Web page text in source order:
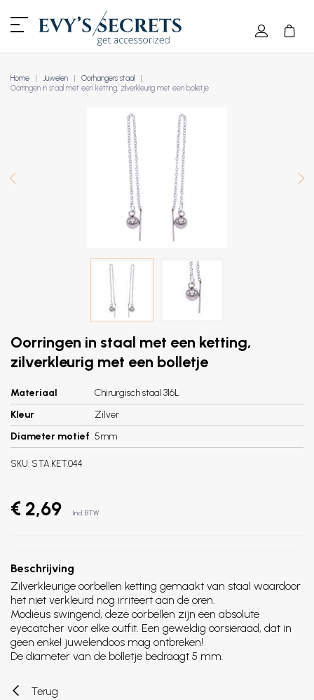
Home Juwelen
Oorhangers staal
Oorringen in staal met een ketting, zilverkleurig met een bolletje
Oorringen in staal met een ketting,
zilverkleurig met een bolletje
Materiaal
Chirurgisch staal 316L
Kleur
Zilver
Diameter motief 5mm
SKU: STA.KET.044
€ 2,69 Incl. BTW
Beschrijving
Zilverkleurige oorbellen ketting gemaakt van staal waardoor
het niet verkleurd nog irriteert aan de oren.
Modieus swingend, deze oorbellen zijn een absolute
eyecatcher voor elke outfit. Een geweldig oorsieraad, dat in
geen enkel juwelendoos mag ontbreken!
De diameter van de bolletje bedraagt 5 mm.
Terug